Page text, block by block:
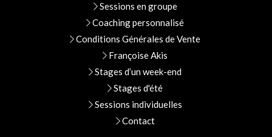
Sessions en groupe
Coaching personnalisé
Conditions Générales de Vente
Françoise Akis
Stages d’un week-end
Stages d'été
Sessions individuelles
Contact